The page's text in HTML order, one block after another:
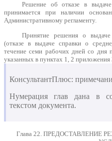
Решение об отказе в
принимается при наличии
Административному регламенту.
Принятие решения о
(отказе в выдаче справки о
течение семи рабочих дней со дня
указанных в пунктах 1, 2
КонсультантПлюс:
Нумерация глав дана в
текстом документа.
Глава 22. ПРЕДОСТАВЛЕНИЕ